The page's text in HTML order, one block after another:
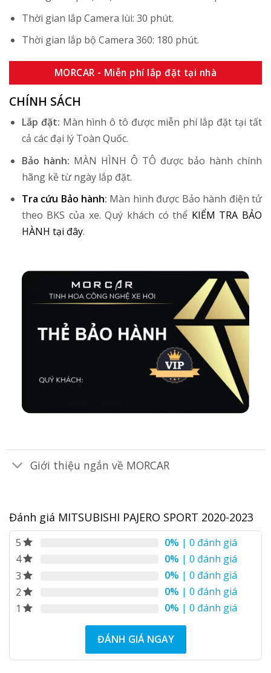
Thời gian lắp Camera lùi: 30 phút.
Thời gian lắp bộ Camera 360: 180 phút.
MORCAR - Miễn phí lắp đặt tại nhà
CHÍNH SÁCH
Lắp đặt: Màn hình ô tô được miễn phí lắp đặt tại tất
cả các đại lý Toàn Quốc.
Bảo hành: MÀN HÌNH Ô TÔ được bảo hành chính
hãng kề từ ngày lắp đặt.
Tra cứu Bảo hành: Màn hình được Bảo hành điện tử
theo BKS của xe. Quý khách có thể KIỂM TRA BẢO
HÀNH tại đây.
Giới thiệu ngắn về MORCAR
Đánh giá MITSUBISHI PAJERO SPORT 2020-2023
5 0% | 0 đánh giá
4
0% | 0 đánh giá
3
0% | 0 đánh giá
2
0% | 0 đánh giá
1
0% | 0 đánh giá
ĐÁNH GIÁ NGAY